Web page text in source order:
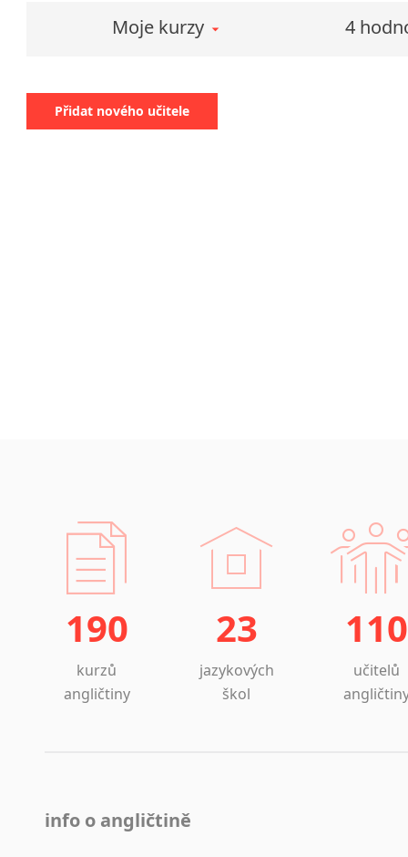
Moje kurzy 4
Přidat nového učitele
190
kurzů
angličtiny
23
jazykových
škol
110
učitelů
info o angličtině